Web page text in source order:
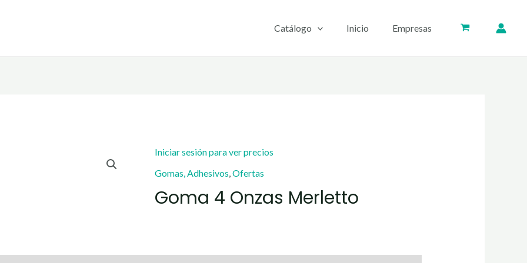
Catálogo Inicio Empresas
Iniciar sesión para ver precios
Gomas, Adhesivos,Ofertas
Goma 4 Onzas Merletto